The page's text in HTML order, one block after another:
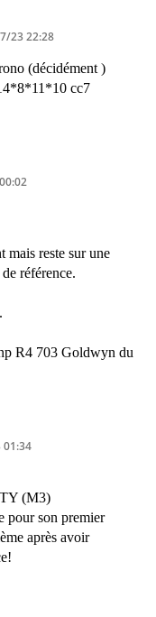
23 22:28
(décidément )
cc7
mais reste sur une
référence.
R4 703 Goldwyn du
(M3)
pour son premier
après avoir